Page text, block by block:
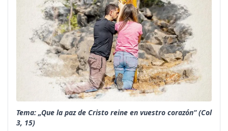
Tema: „Que la paz de Cristo reine en vuestro corazón“ (Col
3, 15)